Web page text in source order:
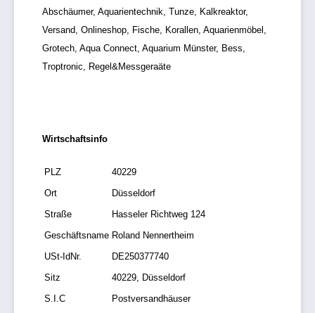
Abschäumer, Aquarientechnik, Tunze, Kalkreaktor,
Versand, Onlineshop, Fische, Korallen, Aquarienmöbel,
Grotech, Aqua Connect, Aquarium Münster, Bess,
Troptronic, Regel&Messgeraäte
Wirtschaftsinfo
PLZ
40229
Ort
Düsseldorf
Straße
Hasseler Richtweg 124
Geschäftsname Roland Nennertheim
USt-IdNr.
DE250377740
Sitz
40229, Düsseldorf
S.I.C
Postversandhäuser